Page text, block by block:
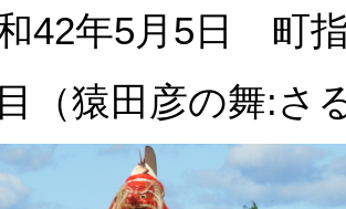
42年5月5日 町指
（猿田彦の舞:さ